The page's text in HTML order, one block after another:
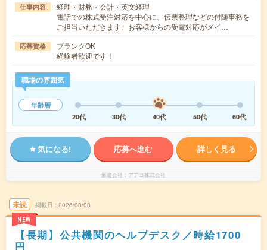
仕事内容
経理・財務・会計・英文経理
電話での株式受注対応を中心に、伝票整理などの付随事務を
ご担当いただきます。お客様からの受電対応がメイ…
応募資格
ブランクOK
経験者歓迎です！
職場の雰囲気
年齢層
20代
30代 40代 50代 60代
気になる! 応募へ進む 詳しく見る
派遣会社 アデコ株式会社
未読
NEW
掲載日 2026/08/08
【長期】公共機関のヘルプデスク／時給1700
円